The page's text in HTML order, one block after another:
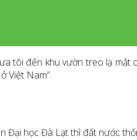
tôi đến khu vườn treo lạ mắt
Việt Nam”.
Đại học Đà Lạt thì đất nước